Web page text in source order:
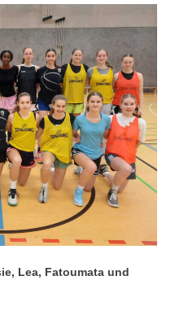
Lea, Fatoumata und